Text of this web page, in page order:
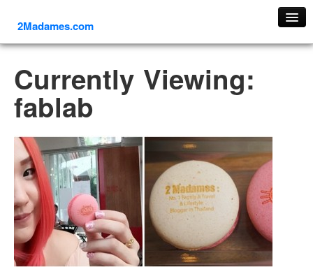
2Madames.com
ภาคเหนือ
ภาคใต้
ภาคกลาง
ภาคตะวันตก
ภาคอีสาน
ทริปต่างประเทศ
ยุโรป
รัสเซีย
Currently Viewing:
fablab